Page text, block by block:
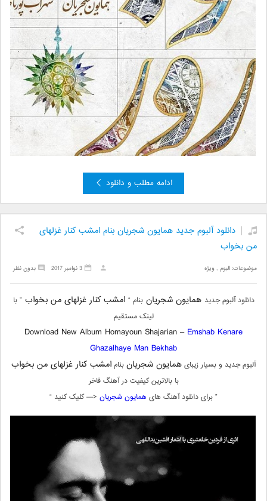
ادامه مطلب و دانلود
دانلود آلبوم جدید همایون شجریان بنام امشب کنار غزلهای
من بخواب
موضوعات:البوم ,ویژه بدون نظر 3 نوامبر 2017
دانلود آلبوم جدید همایون شجریانبنام “ امشب کنار غزلهای من بخواب” با
لینک مستقیم
Download New Album Homayoun Shajarian – Emshab Kenare
Ghazalhaye Man Bekhab
آلبوم جدید و بسیار زیبایهمایون شجریانبنامامشب کنار غزلهای من بخواب
با بالاترین کیفیت در آهنگ فاخر
” برای دانلود آهنگ های همایون شجریان <— کلیک کنید “